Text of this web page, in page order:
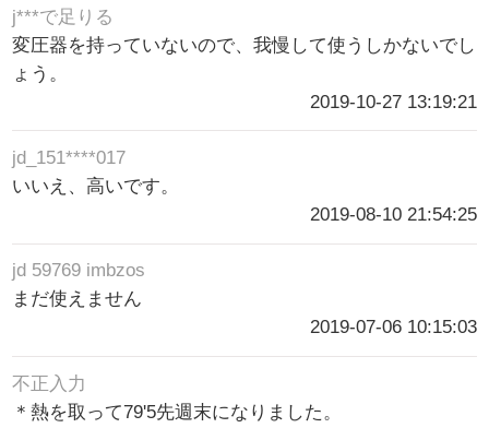
j***で足りる
変圧器を持っていないので、我慢して使うしかないでし
ょう。
2019-10-27 13:19:21
jd_151****017
いいえ、高いです。
2019-08-10 21:54:25
jd 59769 imbzos
まだ使えません
2019-07-06 10:15:03
不正入力
＊熱を取って79'5先週末になりました。